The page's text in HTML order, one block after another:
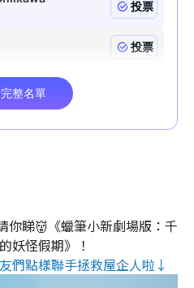
你睇👹《蠟筆小新劇場版：千
妖怪假期》！
們點樣聯手拯救屋企人啦↓